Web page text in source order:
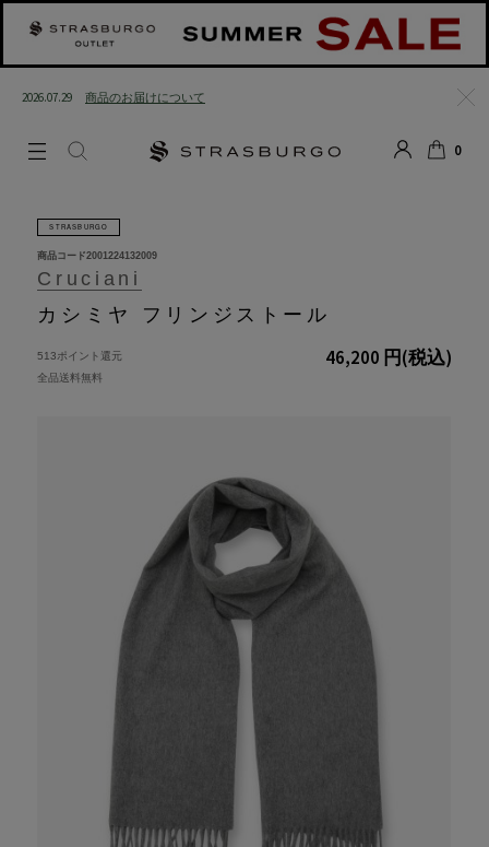
2026.07.29 商品のお届けについて
0
STRASBURGO
Cruciani
カシミヤ フリンジストール
商品コード2001224132009
46,200 円(税込)
513ポイント還元
全品送料無料